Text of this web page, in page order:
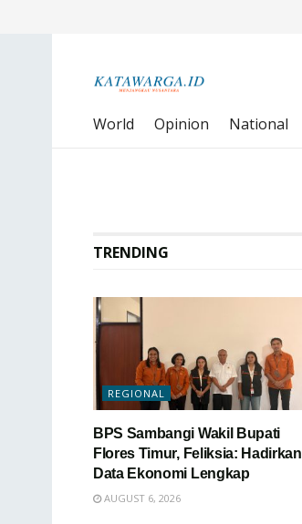
World Opinion National
TRENDING
REGIONAL
BPS Sambangi Wakil Bupati
Flores Timur, Feliksia: Hadirkan
Data Ekonomi Lengkap
AUGUST 6, 2026